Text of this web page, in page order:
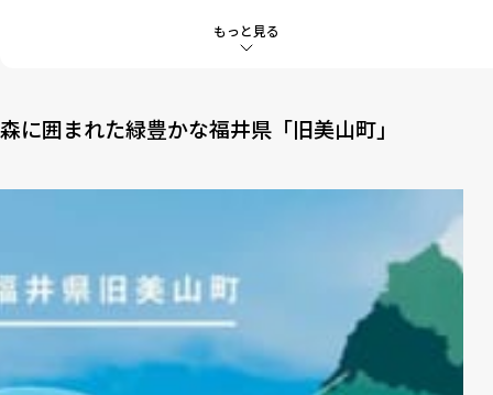
もっと見る
ペットと泊まれる部屋も！
7
クラウドファンディングとは？
森に囲まれた緑豊かな福井県「旧美山町」